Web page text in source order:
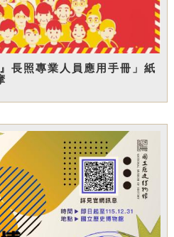
長照專業人員應用手冊」紙